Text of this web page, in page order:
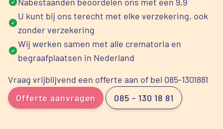
U kunt bij ons terecht met elke verzekering, ook
zonder verzekering
Wij werken samen met alle crematoria en
begraafplaatsen in Nederland
Vraag vrijblijvend een offerte aan of bel 085-1301881
Offerte aanvragen
085 - 130 18 81